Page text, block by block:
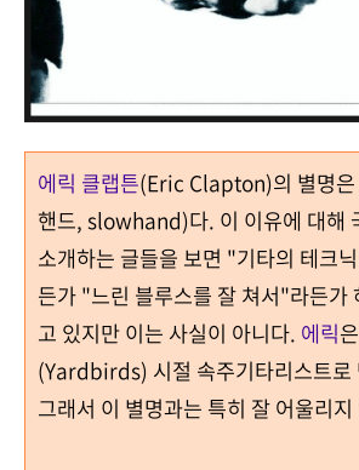
에릭 클랩튼(Eric Clapton)의 별명
핸드, slowhand)다. 이 이유에 대해
소개하는 글들을 보면 "기타의 테크
든가 "느린 블루스를 잘 쳐서"라든가
고 있지만 이는 사실이 아니다. 에릭은
(Yardbirds) 시절 속주기타리스트
그래서 이 별명과는 특히 잘 어울리